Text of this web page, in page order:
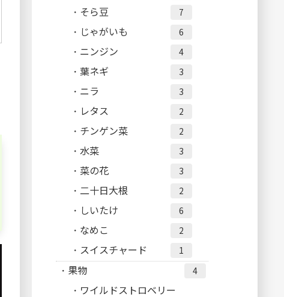
そら豆 7
じゃがいも 6
ニンジン 4
葉ネギ 3
ニラ 3
レタス 2
チンゲン菜 2
水菜 3
菜の花 3
二十日大根 2
しいたけ 6
なめこ 2
スイスチャード 1
果物 4
ワイルドストロベリー